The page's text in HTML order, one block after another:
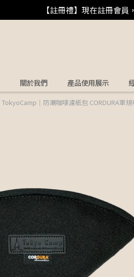
【註冊禮】現在註冊會
關於我們 產品使用展示
TokyoCamp｜防潮咖啡濾紙包 CORDURA軍規